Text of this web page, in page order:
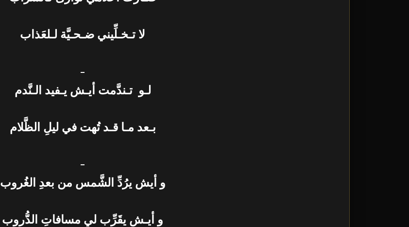
لا تـخـلِّيني ضـحـيَّة لـلعَذاب
_
لـو تـندَّمت أيـش يـفيد الـنَّدم
بـعد مـا قـد تُهت في ليلِ الظَّلام
_
و أيش يرُدِّ الشَّمس من بعدِ الغُروب
و أيـش يقَرِّب لي مسافاتِ الدُّروب